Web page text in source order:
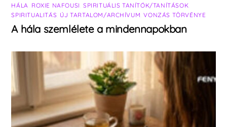
HÁLA ROXIE NAFOUSI SPIRITUÁLIS TANÍTÓK/TANÍTÁSOK
SPIRITUALITÁS ÚJ TARTALOM/ARCHÍVUM ,VONZÁS TÖRVÉNYE
A hála szemlélete a mindennapokban